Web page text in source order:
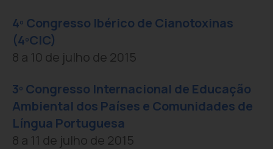
4º Congresso Ibérico de Cianotoxinas
(4ºCIC)
8 a 10 de julho de 2015
3º Congresso Internacional de Educação
Ambiental dos Países e Comunidades de
Língua Portuguesa
8 a 11 de julho de 2015